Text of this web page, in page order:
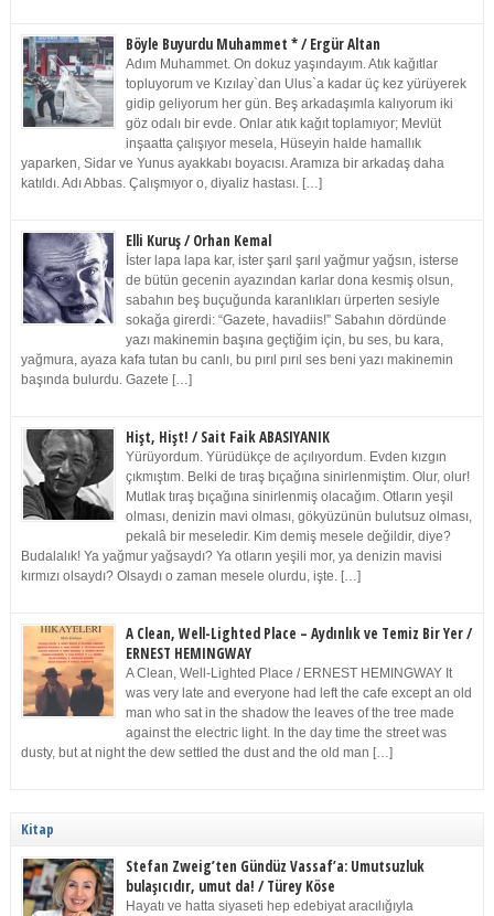
Böyle Buyurdu Muhammet * / Ergür Altan
Adım Muhammet. On dokuz yaşındayım. Atık kağıtlar
topluyorum ve Kızılay`dan Ulus`a kadar üç kez yürüyerek
gidip geliyorum her gün. Beş arkadaşımla kalıyorum iki
göz odalı bir evde. Onlar atık kağıt toplamıyor; Mevlüt
inşaatta çalışıyor mesela, Hüseyin halde hamallık
yaparken, Sidar ve Yunus ayakkabı boyacısı. Aramıza bir arkadaş daha
katıldı. Adı Abbas. Çalışmıyor o, diyaliz hastası. […]
Elli Kuruş / Orhan Kemal
İster lapa lapa kar, ister şarıl şarıl yağmur yağsın, isterse
de bütün gecenin ayazından karlar dona kesmiş olsun,
sabahın beş buçuğunda karanlıkları ürperten sesiyle
sokağa girerdi: “Gazete, havadiis!” Sabahın dördünde
yazı makinemin başına geçtiğim için, bu ses, bu kara,
yağmura, ayaza kafa tutan bu canlı, bu pırıl pırıl ses beni yazı makinemin
başında bulurdu. Gazete […]
Hişt, Hişt! / Sait Faik ABASIYANIK
Yürüyordum. Yürüdükçe de açılıyordum. Evden kızgın
çıkmıştım. Belki de tıraş bıçağına sinirlenmiştim. Olur, olur!
Mutlak tıraş bıçağına sinirlenmiş olacağım. Otların yeşil
olması, denizin mavi olması, gökyüzünün bulutsuz olması,
pekalâ bir meseledir. Kim demiş mesele değildir, diye?
Budalalık! Ya yağmur yağsaydı? Ya otların yeşili mor, ya denizin mavisi
kırmızı olsaydı? Olsaydı o zaman mesele olurdu, işte. […]
A Clean, Well-Lighted Place – Aydınlık ve Temiz Bir Yer /
ERNEST HEMINGWAY
A Clean, Well-Lighted Place / ERNEST HEMINGWAY It
was very late and everyone had left the cafe except an old
man who sat in the shadow the leaves of the tree made
against the electric light. In the day time the street was
dusty, but at night the dew settled the dust and the old man […]
Kitap
Stefan Zweig’ten Gündüz Vassaf’a: Umutsuzluk
bulaşıcıdır, umut da! / Türey Köse
Hayatı ve hatta siyaseti hep edebiyat aracılığıyla